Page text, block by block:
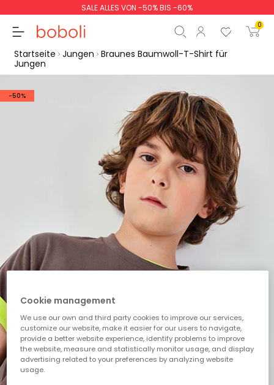
SALE ALLES VON -50% BIS -60%
0
0,00 €
Start der Bestellung
Startseite Jungen Braunes Baumwoll-T-Shirt für
Jungen
-50%
Cookie management
We use our own and third party cookies to improve our services,
customize our website, make it easier for our users to navigate,
provide a better website experience, identify problems to improve
the website, measure and statistically monitor usage, and display
advertising related to your preferences by analyzing website
usage.